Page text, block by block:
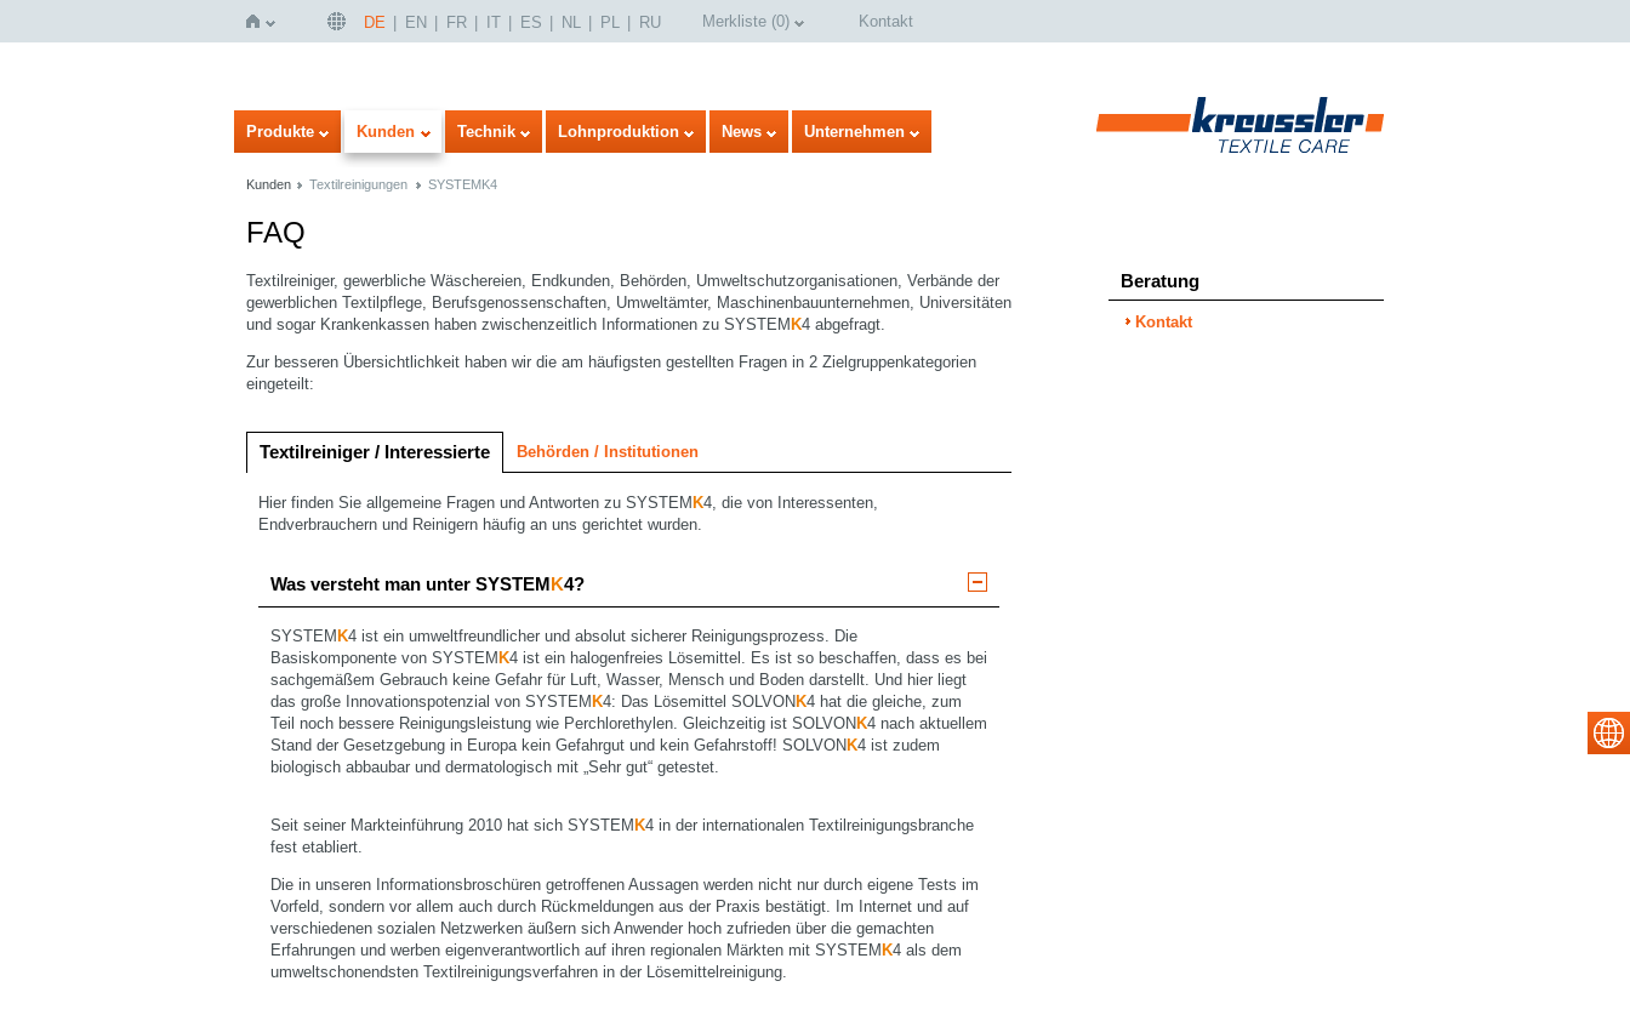
Startseite
DE EN FR IT ES NL PL RU Merkliste (0) Kontakt
Produkte Kunden Technik Lohnproduktion News Unternehmen
Kunden Textilreinigungen SYSTEMK4
FAQ
Textilreiniger, gewerbliche Wäschereien, Endkunden, Behörden, Umweltschutzorganisationen, Verbände der
gewerblichen Textilpflege, Berufsgenossenschaften, Umweltämter, Maschinenbauunternehmen, Universitäten
und sogar Krankenkassen haben zwischenzeitlich Informationen zu SYSTEM K4 abgefragt.
Zur besseren Übersichtlichkeit haben wir die am häufigsten gestellten Fragen in 2 Zielgruppenkategorien
eingeteilt:
Textilreiniger / Interessierte Behörden / Institutionen
Hier finden Sie allgemeine Fragen und Antworten zu SYSTEM K4, die von Interessenten,
Endverbrauchern und Reinigern häufig an uns gerichtet wurden.
Was versteht man unter SYSTEMK4?
SYSTEM K4 ist ein umweltfreundlicher und absolut sicherer Reinigungsprozess. Die
Basiskomponente von SYSTEM K4 ist ein halogenfreies Lösemittel. Es ist so beschaffen, dass es bei
sachgemäßem Gebrauch keine Gefahr für Luft, Wasser, Mensch und Boden darstellt. Und hier liegt
das große Innovationspotenzial von SYSTEM K4: Das Lösemittel SOLVON K4 hat die gleiche, zum
Teil noch bessere Reinigungsleistung wie Perchlorethylen. Gleichzeitig ist SOLVON K4 nach aktuellem
Stand der Gesetzgebung in Europa kein Gefahrgut und kein Gefahrstoff! SOLVON K4 ist zudem
biologisch abbaubar und dermatologisch mit „Sehr gut“ getestet.
Seit seiner Markteinführung 2010 hat sich SYSTEM K4 in der internationalen Textilreinigungsbranche
fest etabliert.
Die in unseren Informationsbroschüren getroffenen Aussagen werden nicht nur durch eigene Tests im
Vorfeld, sondern vor allem auch durch Rückmeldungen aus der Praxis bestätigt. Im Internet und auf
verschiedenen sozialen Netzwerken äußern sich Anwender hoch zufrieden über die gemachten
Erfahrungen und werben eigenverantwortlich auf ihren regionalen Märkten mit SYSTEM K4 als dem
umweltschonendsten Textilreinigungsverfahren in der Lösemittelreinigung.
Beratung
Kontakt
select language